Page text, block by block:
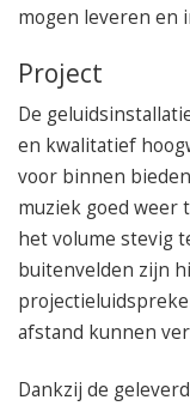
mogen leveren en
Project
De
en kwalitatief
voor binnen
muziek goed weer
het volume stevig
buitenvelden zijn
afstand kunnen
Dankzij de